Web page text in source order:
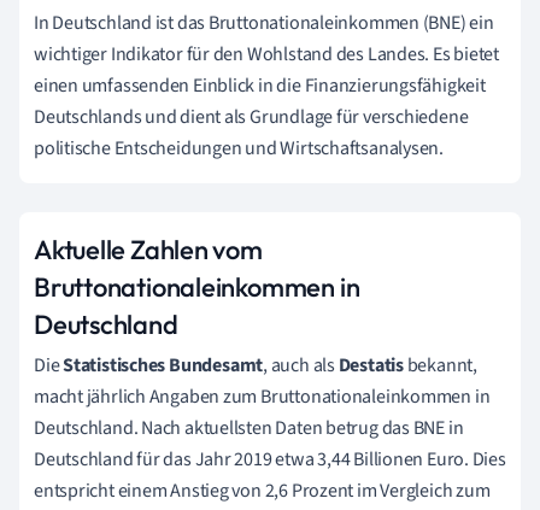
In Deutschland ist das Bruttonationaleinkommen (BNE) ein
wichtiger Indikator für den Wohlstand des Landes. Es bietet
einen umfassenden Einblick in die Finanzierungsfähigkeit
Deutschlands und dient als Grundlage für verschiedene
politische Entscheidungen und Wirtschaftsanalysen.
Aktuelle Zahlen vom
Bruttonationaleinkommen in
Deutschland
DieStatistisches Bundesamt, auch alsDestatisbekannt,
macht jährlich Angaben zum Bruttonationaleinkommen in
Deutschland. Nach aktuellsten Daten betrug das BNE in
Deutschland für das Jahr 2019 etwa 3,44 Billionen Euro. Dies
entspricht einem Anstieg von 2,6 Prozent im Vergleich zum